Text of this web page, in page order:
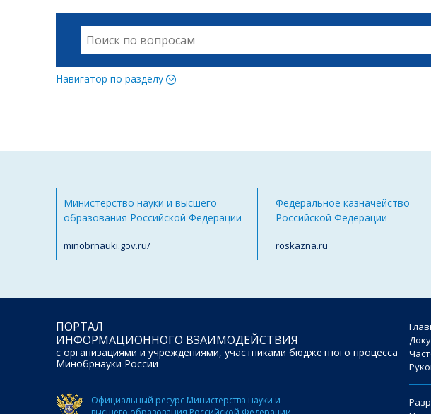
Навигатор по разделу
Министерство науки и высшего
образования Российской Федерации
minobrnauki.gov.ru/
Федеральное казначейство
Российской Федерации
roskazna.ru
ПОРТАЛ
ИНФОРМАЦИОННОГО ВЗАИМОДЕЙСТВИЯ
с организациями и учреждениями, участниками бюджетного процесса
Минобрнауки России
Официальный ресурс Министерства науки и